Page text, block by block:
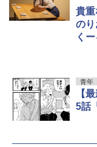
貴重
の
く
青年
【
5話